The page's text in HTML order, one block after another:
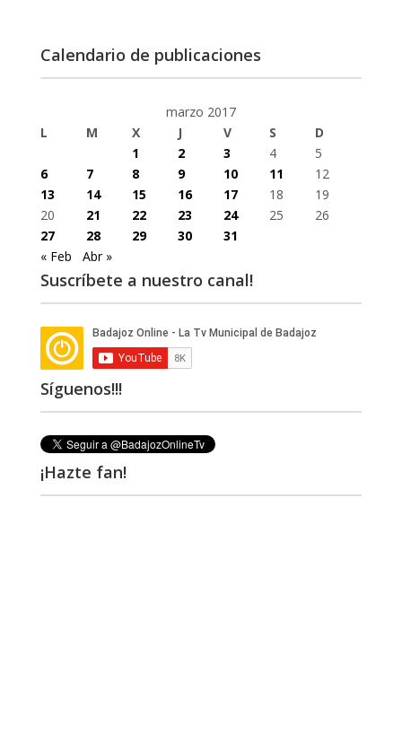
Calendario de publicaciones
marzo 2017
L
M X J V S
D
1
2 3 4
5
6
7 8 9 10 11
12
13
14 15 16 17 18
19
20
21 22 23 24 25
26
27
28 29 30
31
« Feb
Abr »
Suscríbete a nuestro canal!
Síguenos!!!
¡Hazte fan!